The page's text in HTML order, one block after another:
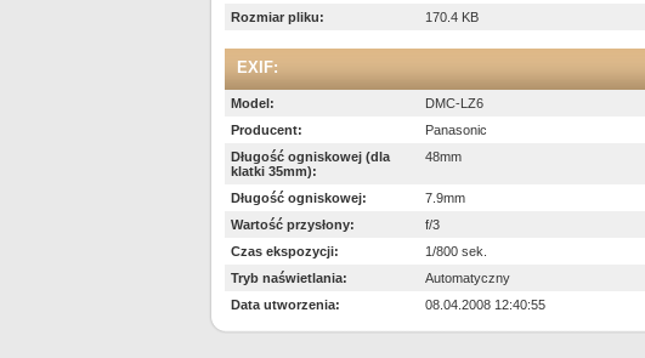
Rozmiar pliku:
170.4 KB
EXIF:
Model:
DMC-LZ6
Producent:
Panasonic
Długość ogniskowej (dla
klatki 35mm):
48mm
Długość ogniskowej:
7.9mm
Wartość przysłony:
f/3
Czas ekspozycji:
1/800 sek.
Tryb naświetlania:
Automatyczny
Data utworzenia:
08.04.2008 12:40:55